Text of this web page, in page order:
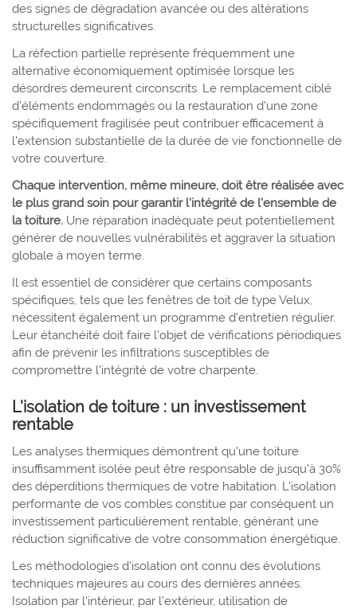
des signes de dégradation avancée ou des altérations
structurelles significatives.
La réfection partielle représente fréquemment une
alternative économiquement optimisée lorsque les
désordres demeurent circonscrits. Le remplacement ciblé
d'éléments endommagés ou la restauration d'une zone
spécifiquement fragilisée peut contribuer efficacement à
l'extension substantielle de la durée de vie fonctionnelle de
votre couverture.
Chaque intervention, même mineure, doit être réalisée avec
le plus grand soin pour garantir l'intégrité de l'ensemble de
la toiture. Une réparation inadéquate peut potentiellement
générer de nouvelles vulnérabilités et aggraver la situation
globale à moyen terme.
Il est essentiel de considérer que certains composants
spécifiques, tels que les fenêtres de toit de type Velux,
nécessitent également un programme d'entretien régulier.
Leur étanchéité doit faire l'objet de vérifications périodiques
afin de prévenir les infiltrations susceptibles de
compromettre l'intégrité de votre charpente.
L'isolation de toiture : un investissement
rentable
Les analyses thermiques démontrent qu'une toiture
insuffisamment isolée peut être responsable de jusqu'à 30%
des déperditions thermiques de votre habitation. L'isolation
performante de vos combles constitue par conséquent un
investissement particulièrement rentable, générant une
réduction significative de votre consommation énergétique.
Les méthodologies d'isolation ont connu des évolutions
techniques majeures au cours des dernières années.
Isolation par l'intérieur, par l'extérieur, utilisation de